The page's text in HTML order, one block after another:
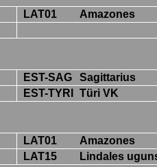
LAT01 Amazones
EST-SAG
Sagittarius
EST-TYRI Türi VK
LAT01
Amazones
LAT15 Lindales